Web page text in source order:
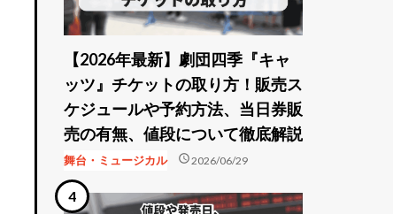
【2026年最新】劇団四季『キャ
ッツ』チケットの取り方！販売ス
ケジュールや予約方法、当日券販
売の有無、値段について徹底解説
舞台・ミュージカル schedule2026/06/29